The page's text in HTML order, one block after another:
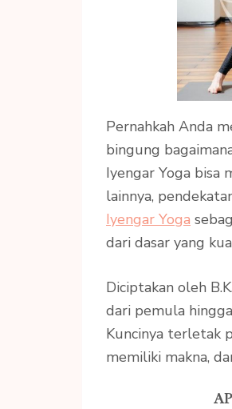
Pernahkah Anda
bingung
Iyengar Yoga bisa
lainnya,
Iyengar Yoga
dari dasar yang
Diciptakan oleh
dari pemula
Kuncinya terletak
memiliki makna,